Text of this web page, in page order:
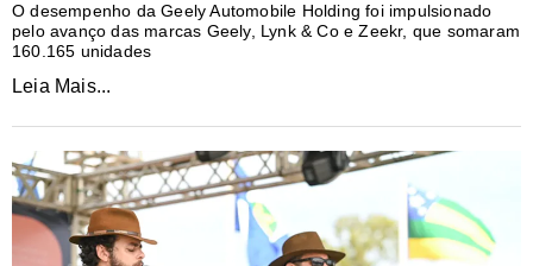
O desempenho da Geely Automobile Holding foi impulsionado
pelo avanço das marcas Geely, Lynk & Co e Zeekr, que somaram
160.165 unidades
Leia Mais...